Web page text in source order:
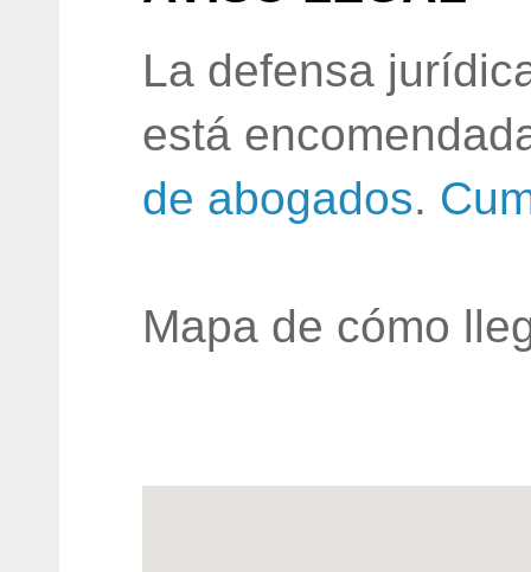
La defensa
está
de abogados.
Mapa de cómo